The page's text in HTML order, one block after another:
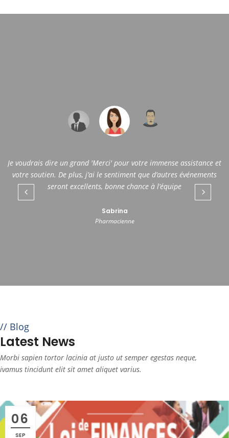
Je voudrais dire un grand 'Merci' pour votre immense assistance et
votre soutien. De plus, j’ai le sentiment que d’autres événements
seront excellents, bonne chance à l’équipe
Sabrina
Pharmacienne
Bravo à toute l'équipe de CGA GUADELOUPE !!
Eric
Blog
Latest News
Morbi sapien tortor lacinia at justo ut semper egestas neque,
ivamus tincidunt elit sit amet aliquet varius.
06
SEP